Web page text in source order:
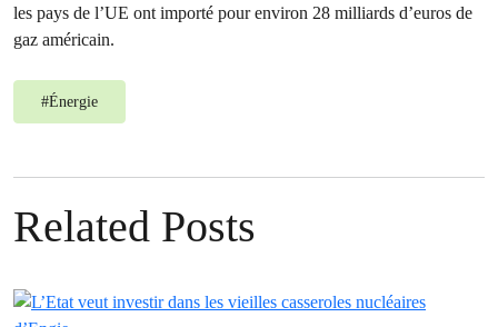
les pays de l’UE ont importé pour environ 28 milliards d’euros de
gaz américain.
#Énergie
Related Posts